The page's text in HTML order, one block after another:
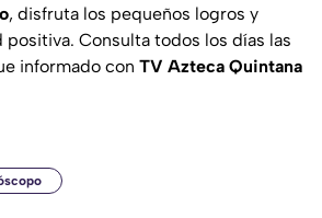
, disfruta los pequeños logros y
positiva. Consulta todos los días las
informado con TV Azteca Quintana